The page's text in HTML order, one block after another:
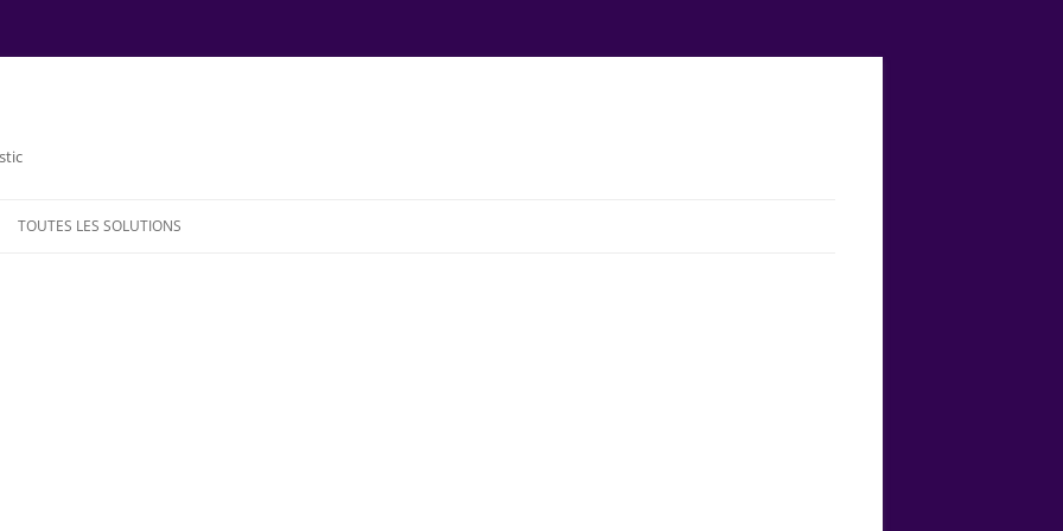
TOUTES LES SOLUTIONS